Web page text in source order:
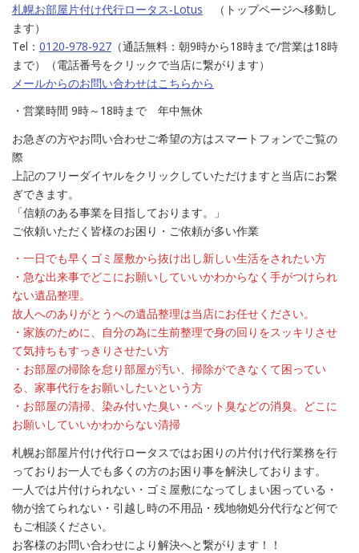
札幌お部屋片付け代行ロータス‐Lotus （トップページへ移動し
ます）
Tel： 0120-978-927 （通話無料：朝9時から18時まで/営業は18時
まで）（電話番号をクリックで当店に繋がります）
メールからのお問い合わせはこちらから
・営業時間 9時～18時まで 年中無休
お急ぎの方やお問い合わせご希望の方はスマートフォンでご覧の
際
上記のフリーダイヤルをクリックしていただけますと当店にお繋
ぎできます。
「信頼のある事業を目指しております。」
ご依頼いただく皆様のお困り・ご依頼が多い作業
・一日でも早くゴミ屋敷から抜け出し新しい生活をされたい方
・急な出来事でどこにお願いしていいかわからなく手がつけられ
ない遺品整理。
故人へのありがとうへの遺品整理は当店にお任せください。
・家族のために、自分の為に生前整理で身の回りをスッキリさせ
て気持ちもすっきりさせたい方
・お部屋の掃除を怠り部屋が汚い、掃除ができなくて困ってい
る、家事代行をお願いしたいという方
・お部屋の清掃、染み付いた臭い・ペット臭などの消臭。どこに
お願いしていいかわからない清掃
札幌お部屋片付け代行ロータスではお困りの片付け代行業務を行
っておりお一人でも多くの方のお困り事を解決しております。
一人では片付けられない・ゴミ屋敷になってしまい困っている・
物が捨てられない・引越し時の不用品・残地物処分代行など何で
もご相談ください。
お客様のお問い合わせにより解決へと繋がります！！